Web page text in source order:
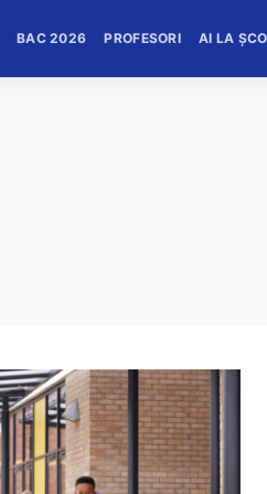
BAC 2026 PROFESORI AI LA